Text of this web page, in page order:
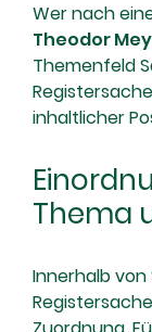
Wer nach
Theodor
Themenfeld
inhaltlicher
Thema
Innerhalb